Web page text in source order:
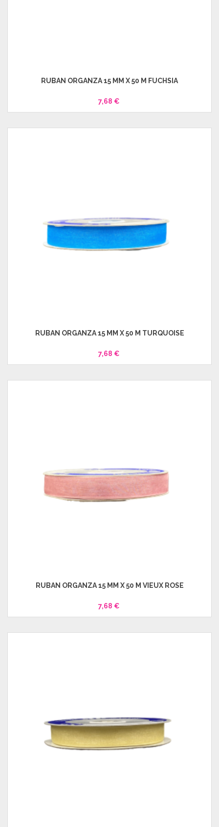
RUBAN ORGANZA 15 MM X 50 M FUCHSIA
7,68 €
RUBAN ORGANZA 15 MM X 50 M TURQUOISE
7,68 €
RUBAN ORGANZA 15 MM X 50 M VIEUX ROSE
7,68 €